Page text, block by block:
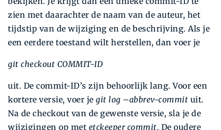
zien met daarachter de naam van de auteur, het
tijdstip van de wijziging en de beschrijving. Als je
een eerdere toestand wilt herstellen, dan voer je
git checkout COMMIT-ID
uit. De commit-ID’s zijn behoorlijk lang. Voor een
kortere versie, voer je git log –abbrev-commit uit.
Na de checkout van de gewenste versie, sla je de
wijzigingen op met etc­keeper commit. De oudere